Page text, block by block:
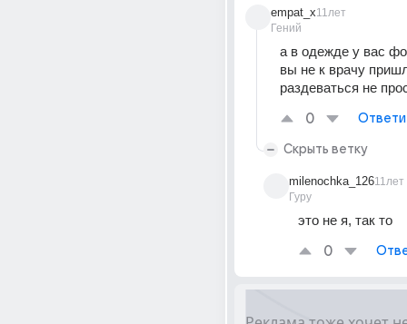
empat_x
Гений
11лет
а в одежде у вас
вы не к врачу
раздеваться не
0
Скрыть ветку
milenochka_126
Гуру
11лет
это не я, так то
0